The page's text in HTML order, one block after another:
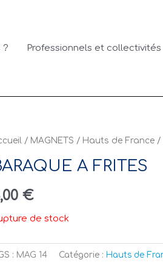
? Professionnels et collectivités
/ MAGNETS / Hauts de France /
A FRITES
€
de stock
: MAG 14 Catégorie : Hauts de